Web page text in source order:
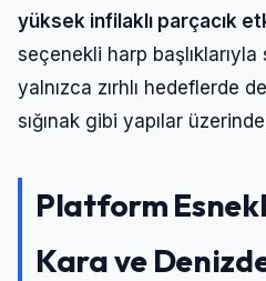
yüksek infilaklı parçacık
seçenekli harp
yalnızca zırhlı hedeflerde
sığınak gibi yapılar
Platform
Kara ve